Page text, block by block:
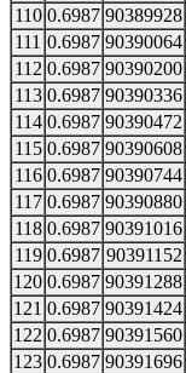
110 0.6987 90389928
111 0.6987 90390064
112 0.6987 90390200
113 0.6987 90390336
114 0.6987 90390472
115 0.6987 90390608
116 0.6987 90390744
117 0.6987 90390880
118 0.6987 90391016
119 0.6987 90391152
120 0.6987 90391288
121 0.6987 90391424
122 0.6987 90391560
123 0.6987 90391696